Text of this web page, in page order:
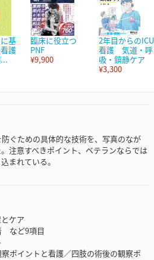
基
護
臨床に役立つ
PNF
¥9,900
2年目からのICU
看護 気道・呼
吸・鎮静ケア
¥3,300
ぐための具体的な技術を、写真のなが
注意すべきポイント、ベテランならでは
まれている。
ケア
など9項目
ポイントと看護／四肢の術後の観察ポ